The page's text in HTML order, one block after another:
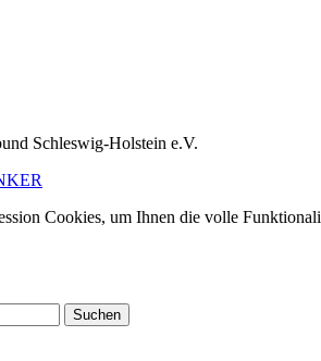
Schleswig-Holstein e.V.
Cookies, um Ihnen die volle